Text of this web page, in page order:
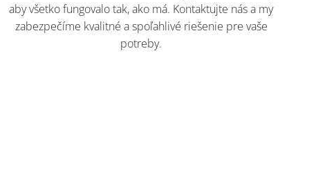
aby všetko fungovalo tak, ako má. Kontaktujte nás a my
zabezpečíme kvalitné a spoľahlivé riešenie pre vaše
potreby.